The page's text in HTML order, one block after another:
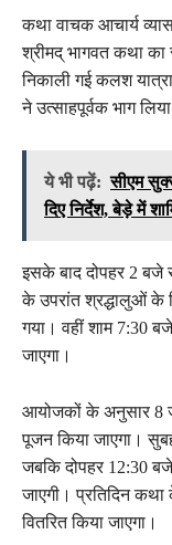
कथा वाचक आचार्य
श्रीमद् भागवत कथा का
निकाली गई कलश
ने उत्साहपूर्वक भाग
ये भी पढ़ें: सीएम
दिए निर्देश, बेड़े में
इसके बाद दोपहर 2
के उपरांत श्रद्धालुओं के
गया। वहीं शाम 7:30
जाएगा।
आयोजकों के अनुसार 8
पूजन किया जाएगा।
जबकि दोपहर 12:30
जाएगी। प्रतिदिन कथा
वितरित किया जाएगा।